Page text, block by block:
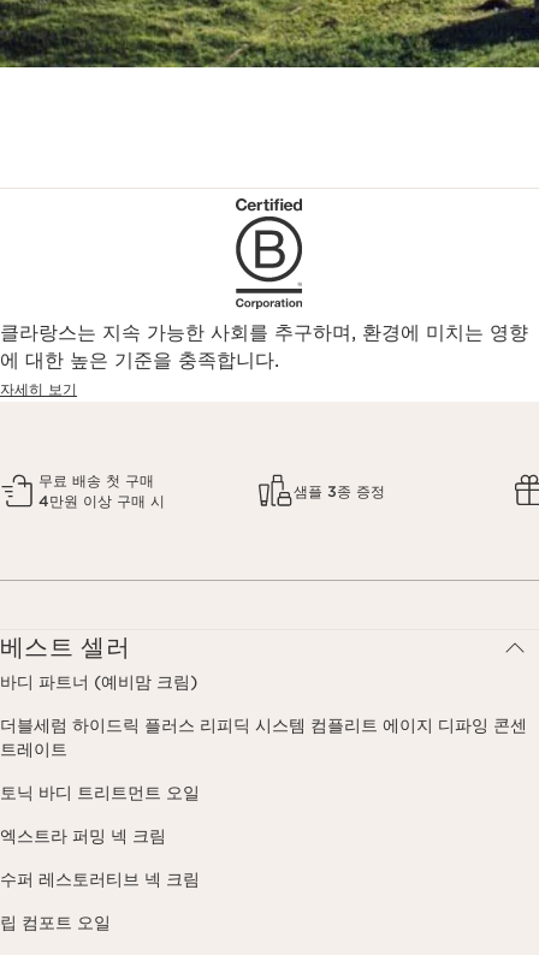
클라랑스는 지속 가능한 사회를 추구하며, 환경에 미치는 영향
에 대한 높은 기준을 충족합니다.
자세히 보기
무료 배송 첫 구매
4만원 이상 구매 시
샘플 3종 증정
베스트 셀러
바디 파트너 (예비맘 크림)
더블세럼 하이드릭 플러스 리피딕 시스템 컴플리트 에이지 디파잉 콘센
트레이트
토닉 바디 트리트먼트 오일
엑스트라 퍼밍 넥 크림
수퍼 레스토러티브 넥 크림
립 컴포트 오일